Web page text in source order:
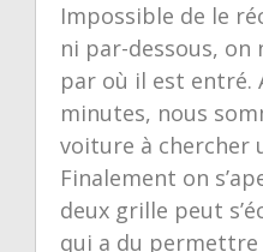
Impossible de le
ni par-dessous, on
par où il est entré.
minutes, nous
voiture à chercher
Finalement on
deux grille peut
qui a du permettre